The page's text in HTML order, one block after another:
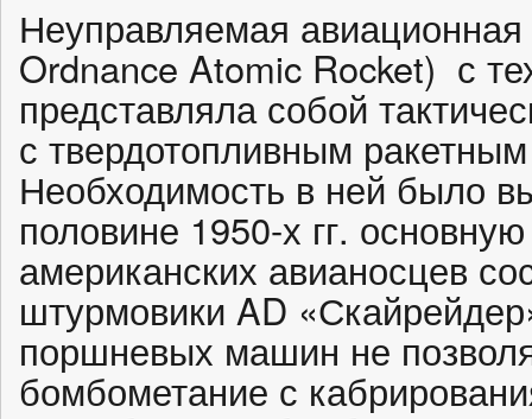
Неуправляемая
Ordnance Atomic Rocket) с
представляла собой
с твердотопливным
Необходимость в ней было
половине 1950-х гг.
американских авианосцев
штурмовики AD
поршневых машин не
бомбометание с